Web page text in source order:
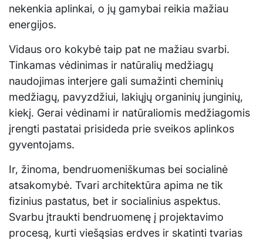
nekenkia aplinkai, o jų gamybai reikia mažiau
energijos.
Vidaus oro kokybė taip pat ne mažiau svarbi.
Tinkamas vėdinimas ir natūralių medžiagų
naudojimas interjere gali sumažinti cheminių
medžiagų, pavyzdžiui, lakiųjų organinių junginių,
kiekį. Gerai vėdinami ir natūraliomis medžiagomis
įrengti pastatai prisideda prie sveikos aplinkos
gyventojams.
Ir, žinoma, bendruomeniškumas bei socialinė
atsakomybė. Tvari architektūra apima ne tik
fizinius pastatus, bet ir socialinius aspektus.
Svarbu įtraukti bendruomenę į projektavimo
procesą, kurti viešąsias erdves ir skatinti tvarias